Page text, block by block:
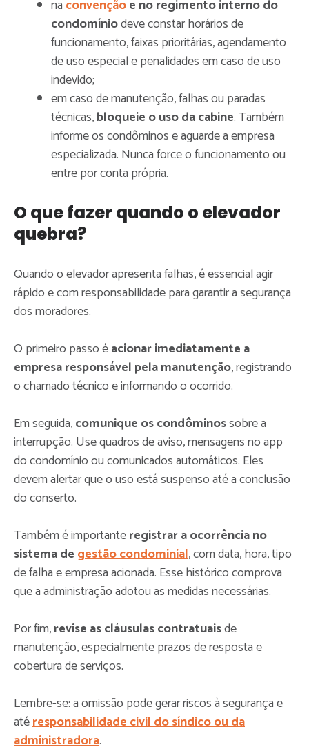
naconvençãoe no regimento interno do
condomíniodeve constar horários de
funcionamento, faixas prioritárias, agendamento
de uso especial e penalidades em caso de uso
indevido;
em caso de manutenção, falhas ou paradas
técnicas,bloqueie o uso da cabine. Também
informe os condôminos e aguarde a empresa
especializada. Nunca force o funcionamento ou
entre por conta própria.
O que fazer quando o elevador
quebra?
Quando o elevador apresenta falhas, é essencial agir
rápido e com responsabilidade para garantir a segurança
dos moradores.
O primeiro passo éacionar imediatamente a
empresa responsável pela manutenção, registrando
o chamado técnico e informando o ocorrido.
Em seguida,comunique os condôminossobre a
interrupção. Use quadros de aviso, mensagens no app
do condomínio ou comunicados automáticos. Eles
devem alertar que o uso está suspenso até a conclusão
do conserto.
Também é importanteregistrar a ocorrência no
sistema de gestão condominial, com data, hora, tipo
de falha e empresa acionada. Esse histórico comprova
que a administração adotou as medidas necessárias.
Por fim,revise as cláusulas contratuaisde
manutenção, especialmente prazos de resposta e
cobertura de serviços.
Lembre-se: a omissão pode gerar riscos à segurança e
atéresponsabilidade civil do síndico ou da
administradora.